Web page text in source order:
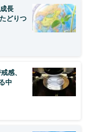
長
どりつ
感、
中